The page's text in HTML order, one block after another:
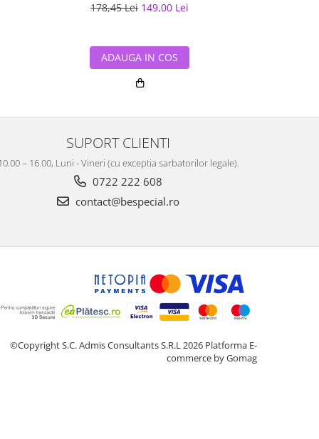
178,45 Lei 149,00 Lei
ADAUGA IN COS
SUPORT CLIENTI
– 16.00, Luni - Vineri (cu exceptia sarbatorilor legale).
0722 222 608
contact@bespecial.ro
©Copyright S.C. Admis Consultants S.R.L 2026 Platforma E-
commerce by Gomag